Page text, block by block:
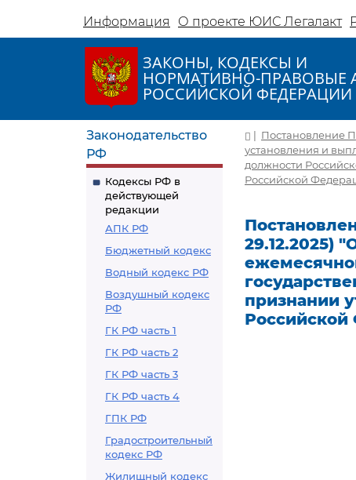
Информация О проекте ЮИС Легалакт
ЗАКОНЫ, КОДЕКСЫ И
НОРМАТИВНО-ПРАВОВЫЕ
РОССИЙСКОЙ ФЕДЕРАЦИИ
Законодательство
РФ
Кодексы РФ в
действующей
редакции
АПК РФ
Бюджетный кодекс
Водный кодекс РФ
Воздушный кодекс
РФ
ГК РФ часть 1
ГК РФ часть 2
ГК РФ часть 3
ГК РФ часть 4
ГПК РФ
Градостроительный
кодекс РФ
Жилищный кодекс
| Постановление
установления и
должности
Российской
29.12.2025)
признании